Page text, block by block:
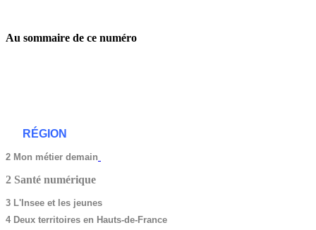
Au sommaire de ce numéro
RÉGION
2 Mon métier demain
2 Santé numérique
3 L'Insee et les jeunes
4 Deux territoires en Hauts-de-France